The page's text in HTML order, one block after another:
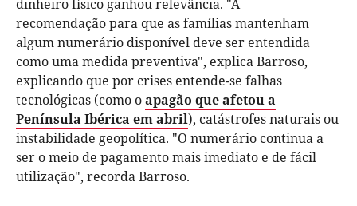
dinheiro físico ganhou relevância. "A
recomendação para que as famílias mantenham
algum numerário disponível deve ser entendida
como uma medida preventiva", explica Barroso,
explicando que por crises entende-se falhas
tecnológicas (como oapagão que afetou a
Península Ibérica em abril), catástrofes naturais ou
instabilidade geopolítica. "O numerário continua a
ser o meio de pagamento mais imediato e de fácil
utilização", recorda Barroso.